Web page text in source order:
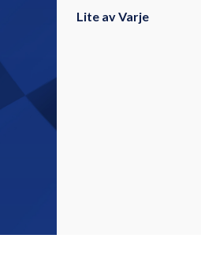
Lite av Varje